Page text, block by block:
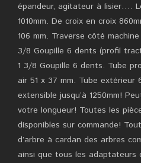
épandeur, agitateur à lisier….
1010mm. De croix en croix
106 mm. Traverse côté
3/8 Goupille 6 dents (profil
1 3/8 Goupille 6 dents. Tube
air 51 x 37 mm. Tube extérieur
extensible jusqu’à 1250mm!
votre longueur! Toutes les
disponibles sur commande!
d’arbre à cardan des arbres
ainsi que tous les adaptateurs